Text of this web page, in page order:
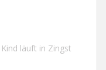
läuft in Zingst